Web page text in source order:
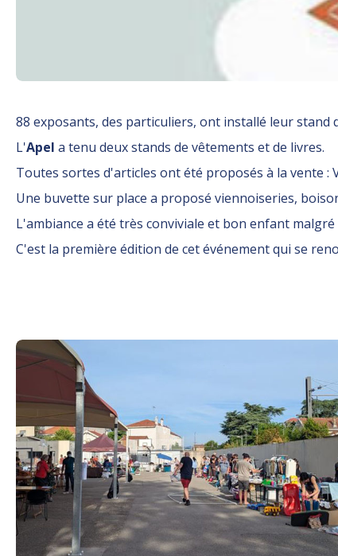
88 exposants, des particuliers, ont installé leur stand
L'Apel a tenu deux stands de vêtements et de livres.
Toutes sortes d'articles ont été proposés à la vente :
Une buvette sur place a proposé viennoiseries,
L'ambiance a été très conviviale et bon enfant
C'est la première édition de cet événement qui se